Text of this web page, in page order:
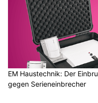
EM Haustechnik: Der
gegen Serieneinbrecher